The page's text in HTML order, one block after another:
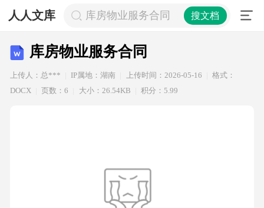
人人文库 库房物业服务合同 搜文档
库房物业服务合同
上传人：总*** IP属地：湖南 上传时间：2026-05-16
格式：
DOCX
页数：6 大小：26.54KB 积分：5.99